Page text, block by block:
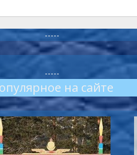
-----
-----
на сайте